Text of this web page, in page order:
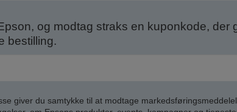
og modtag straks en kuponkode, der
bestilling.
giver du samtykke til at modtage